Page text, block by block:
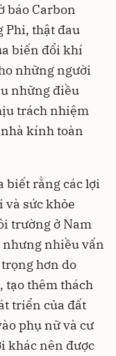
báo Carbon
Phi, thật đau
biến đổi khí
những người
những điều
trách nhiệm
kính toàn
biết rằng các lợi
sức khỏe
trường ở Nam
nhưng nhiều vấn
hơn do
thêm thách
triển của đất
phụ nữ và cư
khác nên được